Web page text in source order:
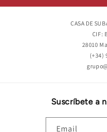
CASA DE
CIF:
28010
(+34)
Suscríbete a
Email